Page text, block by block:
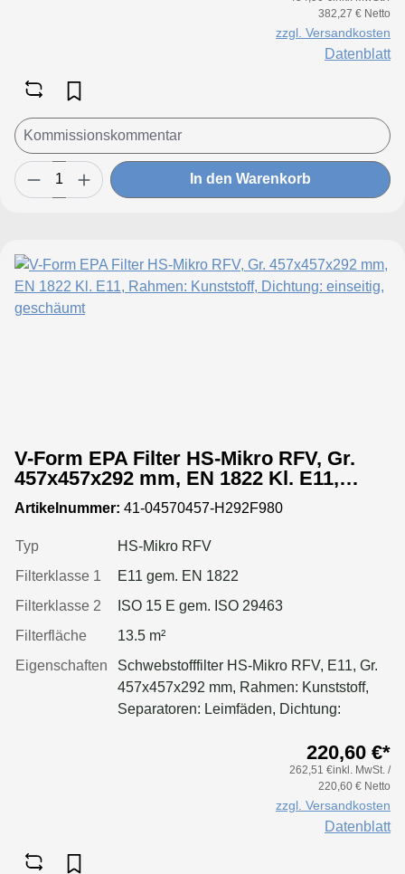
382,27 € Netto
zzgl. Versandkosten
Datenblatt
In den Warenkorb
V-Form EPA Filter HS-Mikro RFV, Gr.
457x457x292 mm, EN 1822 Kl. E11,
Rahmen: Kunststoff, Dichtung:
einseitig, geschäumt
Artikelnummer: 41-04570457-H292F980
Typ
HS-Mikro RFV
Filterklasse 1
E11 gem. EN 1822
Filterklasse 2
ISO 15 E gem. ISO 29463
Filterfläche
13.5 m²
Eigenschaften
Schwebstofffilter HS-Mikro RFV, E11, Gr.
457x457x292 mm, Rahmen: Kunststoff,
Separatoren: Leimfäden, Dichtung:
220,60 €*
262,51 €inkl. MwSt. /
220,60 € Netto
zzgl. Versandkosten
Datenblatt